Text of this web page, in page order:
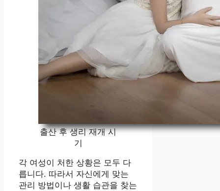
출산 후 생리 재개 시
기
각 여성이 처한 상황은 모두 다
릅니다. 따라서 자신에게 맞는
관리 방법이나 생활 습관을 찾는